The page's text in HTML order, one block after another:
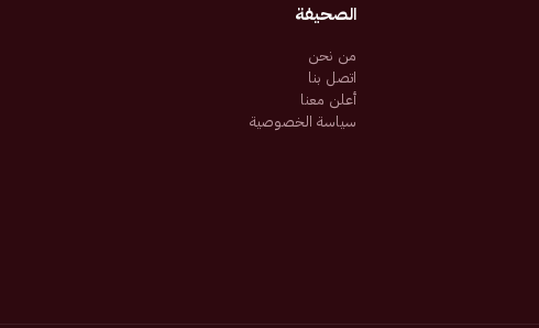
الصحيفة
من نحن
اتصل بنا
أعلن معنا
سياسة الخصوصية